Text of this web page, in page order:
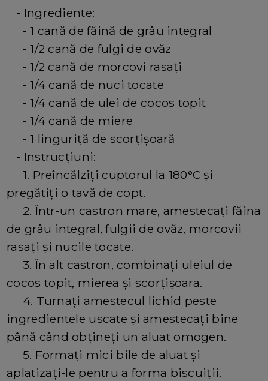
- Ingrediente:
- 1 cană de făină de grâu integral
- 1/2 cană de fulgi de ovăz
- 1/2 cană de morcovi rasați
- 1/4 cană de nuci tocate
- 1/4 cană de ulei de cocos topit
- 1/4 cană de miere
- 1 linguriță de scorțișoară
- Instrucțiuni:
1. Preîncălziți cuptorul la 180°C și
pregătiți o tavă de copt.
2. Într-un castron mare, amestecați făina
de grâu integral, fulgii de ovăz, morcovii
rasați și nucile tocate.
3. În alt castron, combinați uleiul de
cocos topit, mierea și scorțișoara.
4. Turnați amestecul lichid peste
ingredientele uscate și amestecați bine
până când obțineți un aluat omogen.
5. Formați mici bile de aluat și
aplatizați-le pentru a forma biscuiții.